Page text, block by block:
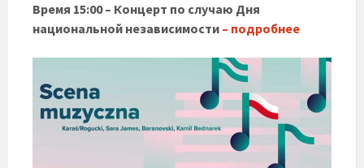
Время 15:00 – Концерт по случаю Дня
национальной независимости – подробнее